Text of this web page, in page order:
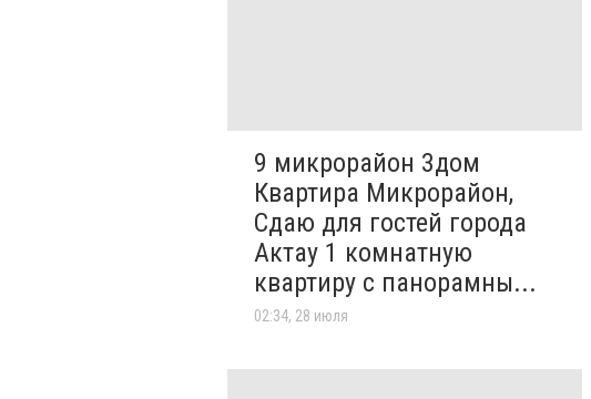
9 микрорайон 3дом
Квартира Микрорайон,
Сдаю для гостей города
Актау 1 комнатную
квартиру с панорамны...
02:34, 28 июля